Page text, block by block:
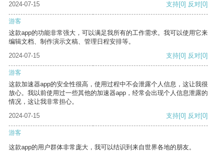
2024-07-15
支持[0] 反对[0]
游客
这款app的功能非常强大，可以满足我所有的工作需求。我可以使用它来
编辑文档、制作演示文稿、管理日程安排等。
2024-07-15
支持[0] 反对[0]
游客
这款加速器app的安全性很高，使用过程中不会泄露个人信息，这让我很
放心。我以前使用过一些其他的加速器app，经常会出现个人信息泄露的
情况，这让我非常担心。
2024-07-15
支持[0] 反对[0]
游客
这款app的用户群体非常庞大，我可以结识到来自世界各地的朋友。